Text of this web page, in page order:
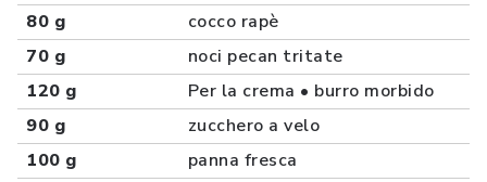
80 g
cocco rapè
70 g
noci pecan tritate
120 g
Per la crema • burro morbido
90 g
zucchero a velo
100 g
panna fresca